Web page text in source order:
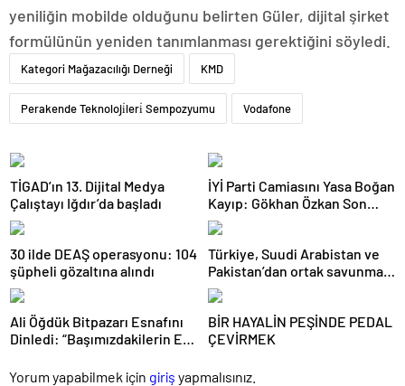
yeniliğin mobilde olduğunu belirten Güler, dijital şirket
formülünün yeniden tanımlanması gerektiğini söyledi.
Kategori Mağazacılığı Derneği KMD
Perakende Teknoloji̇leri̇ Sempozyumu Vodafone
TİGAD’ın 13. Dijital Medya
Çalıştayı Iğdır’da başladı
İYİ Parti Camiasını Yasa Boğan
Kayıp: Gökhan Özkan Son
Yolculuğuna Uğurlandı
30 ilde DEAŞ operasyonu: 104
şüpheli gözaltına alındı
Türkiye, Suudi Arabistan ve
Pakistan’dan ortak savunma
anlaşması
Ali Öğdük Bitpazarı Esnafını
Dinledi: “Başımızdakilerin Eli
BİR HAYALİN PEŞİNDE PEDAL
ÇEVİRMEK
Yorum yapabilmek için giriş yapmalısınız.